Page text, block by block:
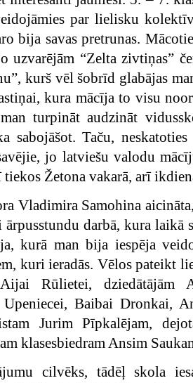
par lielisku
bija savas pretrunas.
uzvarējām “Zelta zivtiņas”
kurš vēl šobrīd glabājas
kura mācīja to visu
turpināt audzināt
sabojāšot. Taču,
jo latviešu valodu
Žetona vakarā, arī
Vladimira Samohina
darbā, kura laikā
kurā man bija iespēja
kuri ieradās. Vēlos pateikt
Rūlietei, dziedātājām
Baibai Dronkai,
Jurim Pīpkalējam,
klasesbiedram Ansim
cilvēks, tādēļ skola